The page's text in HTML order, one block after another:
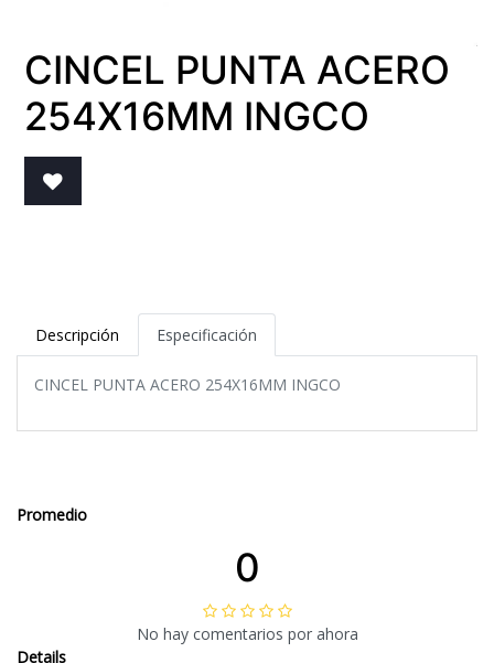
CINCEL PUNTA ACERO
254X16MM INGCO
Descripción Especificación
CINCEL PUNTA ACERO 254X16MM INGCO
Promedio
0
No hay comentarios por ahora
Details